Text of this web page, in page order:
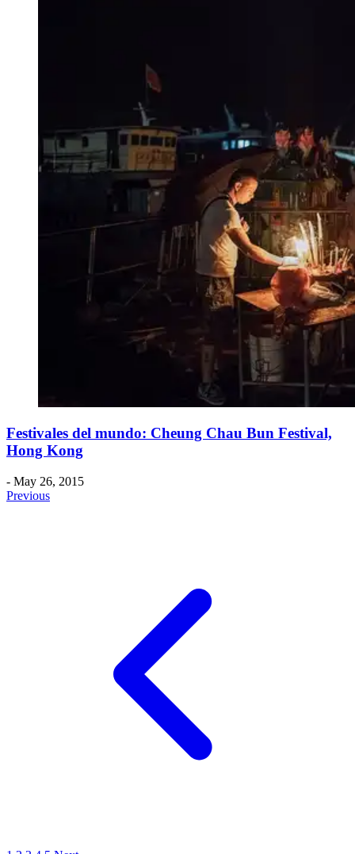
Festivales del mundo: Cheung Chau Bun Festival,
Hong Kong
- May 26, 2015
Previous